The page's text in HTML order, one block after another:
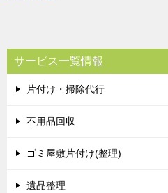
サービス一覧情報
片付け・掃除代行
不用品回収
ゴミ屋敷片付け(整理)
遺品整理